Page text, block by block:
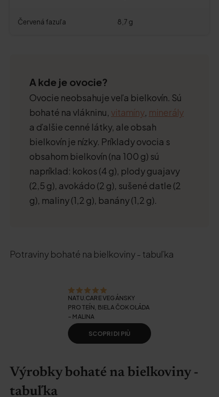
Červená fazuľa 8,7 g
A kde je ovocie?
Ovocie neobsahuje veľa bielkovín. Sú
bohaté na vlákninu, vitamíny, minerály
a ďalšie cenné látky, ale obsah
bielkovín je nízky. Príklady ovocia s
obsahom bielkovín (na 100 g) sú
napríklad: kokos (4 g), plody guajavy
(2,5 g), avokádo (2 g), sušené datle (2
g), maliny (1,2 g), banány (1,2 g).
Potraviny bohaté na bielkoviny - tabuľka
NATU.CARE VEGÁNSKY
PROTEÍN, BIELA ČOKOLÁDA
- MALINA
SCOPRI DI PIÙ
Výrobky bohaté na bielkoviny -
tabuľka